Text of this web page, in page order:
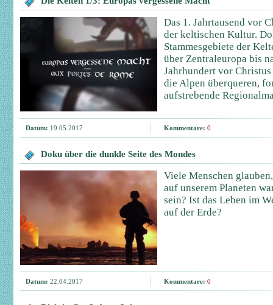
Das 1. Jahrtausend vor
der keltischen Kultur.
Stammesgebiete der
über Zentraleuropa bis
Jahrhundert vor
die Alpen überqueren,
aufstrebende
Datum: 19.05.2017 Kommentare: 0
Doku über die dunkle Seite des Mondes
Viele Menschen
auf unserem Planeten
sein? Ist das Leben im
auf der Erde?
Datum: 22.04.2017 Kommentare: 0